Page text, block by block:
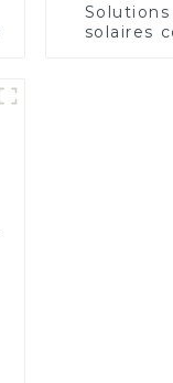
solaires